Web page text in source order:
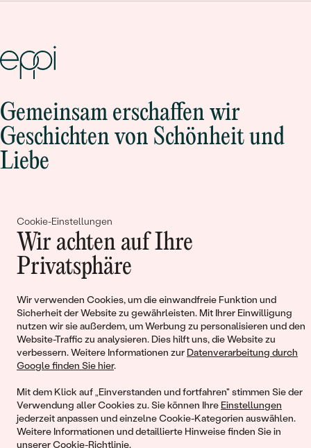
Cookie-Einstellungen
Wir achten auf Ihre
Privatsphäre
Wir verwenden Cookies, um die einwandfreie Funktion und
Sicherheit der Website zu gewährleisten. Mit Ihrer Einwilligung
nutzen wir sie außerdem, um Werbung zu personalisieren und den
Website-Traffic zu analysieren. Dies hilft uns, die Website zu
verbessern. Weitere Informationen zur Datenverarbeitung durch
Google finden Sie hier.
Mit dem Klick auf „Einverstanden und fortfahren" stimmen Sie der
Verwendung aller Cookies zu. Sie können Ihre Einstellungen
jederzeit anpassen und einzelne Cookie-Kategorien auswählen.
Weitere Informationen und detaillierte Hinweise finden Sie in
unsererCookie-Richtlinie.
Gemeinsam erschaffen wir
Geschichten von Schönheit und
Liebe
© 2011 - 2026, Eppi.de